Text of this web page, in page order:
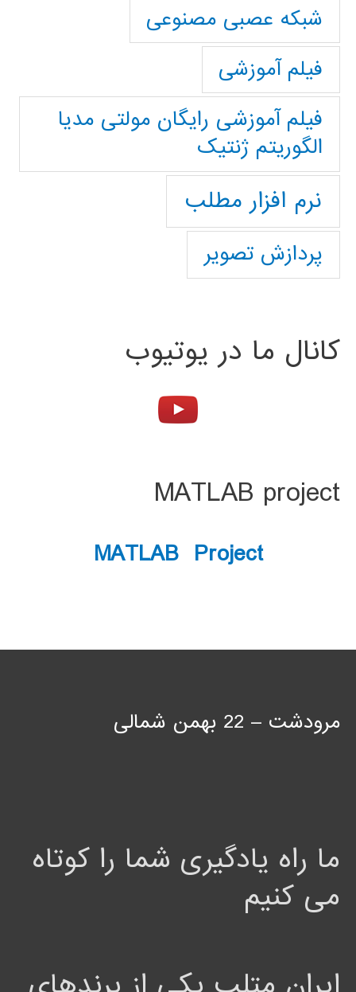
شبکه عصبی مصنوعی
فیلم آموزشی
فیلم آموزشی رایگان مولتی مدیا
الگوریتم ژنتیک
نرم افزار مطلب
پردازش تصویر
کانال ما در یوتیوب
MATLAB project
MATLAB Project
مرودشت – 22 بهمن شمالی
ما راه یادگیری شما را کوتاه
می کنیم